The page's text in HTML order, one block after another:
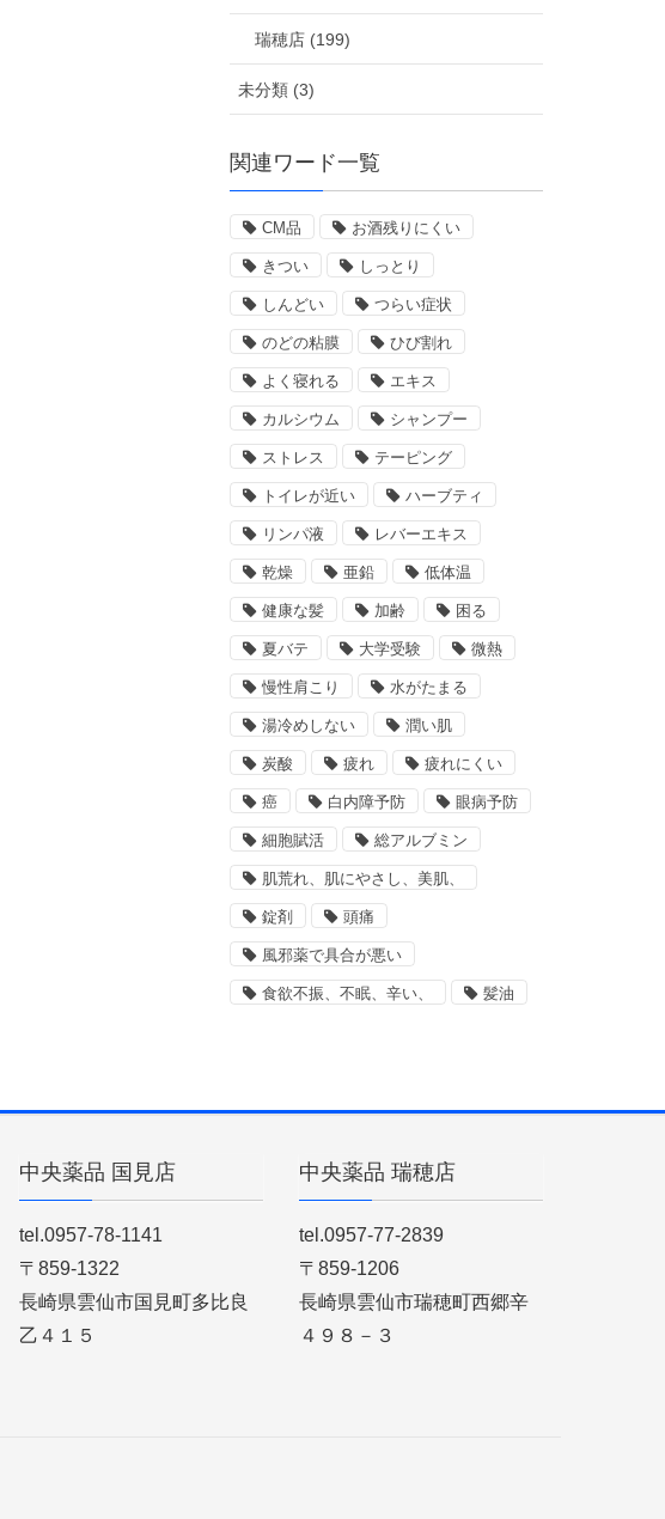
瑞穂店 (199)
未分類 (3)
関連ワード一覧
CM品 お酒残りにくい
きつい しっとり
しんどい つらい症状
のどの粘膜 ひび割れ
よく寝れる エキス
カルシウム シャンプー
ストレス テーピング
トイレが近い ハーブティ
リンパ液 レバーエキス
乾燥 亜鉛 低体温
健康な髪 加齢 困る
夏バテ 大学受験 微熱
慢性肩こり 水がたまる
湯冷めしない 潤い肌
炭酸 疲れ 疲れにくい
癌 白内障予防 眼病予防
細胞賦活 総アルブミン
肌荒れ、肌にやさし、美肌、
錠剤 頭痛
風邪薬で具合が悪い
食欲不振、不眠、辛い、 髪油
中央薬品 国見店
tel.0957-78-1141
〒859-1322
長崎県雲仙市国見町多比良
乙４１５
中央薬品 瑞穂店
tel.0957-77-2839
〒859-1206
長崎県雲仙市瑞穂町西郷辛
４９８－３